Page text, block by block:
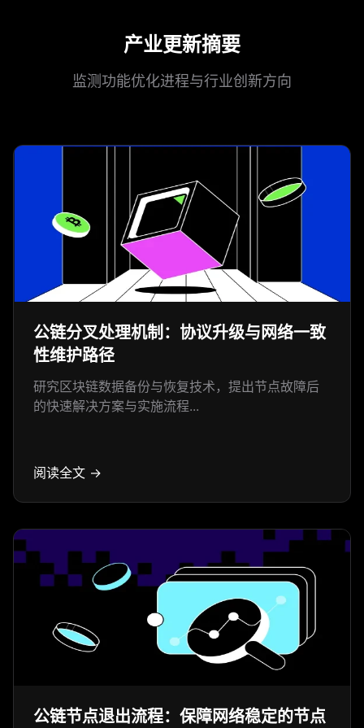
产业更新摘要
监测功能优化进程与行业创新方向
公链分叉处理机制：协议升级与网络一致
性维护路径
研究区块链数据备份与恢复技术，提出节点故障后
的快速解决方案与实施流程...
阅读全文 →
公链节点退出流程：保障网络稳定的节点